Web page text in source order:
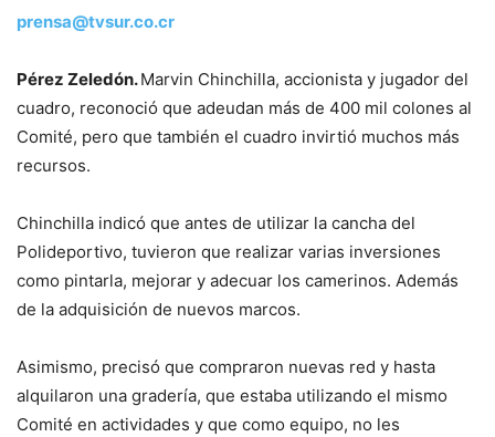
prensa@tvsur.co.cr
Pérez Zeledón.Marvin Chinchilla, accionista y jugador del
cuadro, reconoció que adeudan más de 400 mil colones al
Comité, pero que también el cuadro invirtió muchos más
recursos.
Chinchilla indicó que antes de utilizar la cancha del
Polideportivo, tuvieron que realizar varias inversiones
como pintarla, mejorar y adecuar los camerinos. Además
de la adquisición de nuevos marcos.
Asimismo, precisó que compraron nuevas red y hasta
alquilaron una gradería, que estaba utilizando el mismo
Comité en actividades y que como equipo, no les